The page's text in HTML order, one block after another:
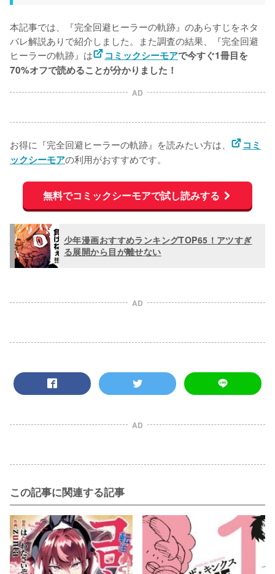
本記事では、『完全回避ヒーラーの軌跡』のあらすじをネタ
バレ解説ありで紹介しました。また調査の結果、『完全回避
ヒーラーの軌跡』は
コミックシーモアで今すぐ1冊目を
70%オフで読めることが分かりました！
AD
お得に『完全回避ヒーラーの軌跡』を読みたい方は、
コミ
ックシーモアの利用がおすすめです。
無料でコミックシーモアで試し読みする
少年漫画おすすめランキングTOP65！アツすぎ
る展開から目が離せない
AD
AD
この記事に関連する記事